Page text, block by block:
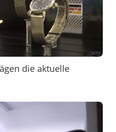
die aktuelle